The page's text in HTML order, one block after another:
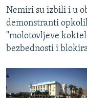
Nemiri su izbili i u
demonstranti
"molotovljeve
bezbednosti i